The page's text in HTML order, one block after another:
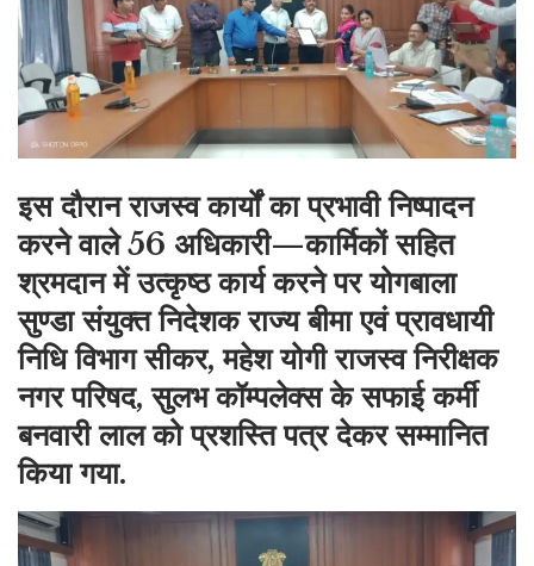
इस दौरान राजस्व कार्यों का प्रभावी निष्पादन
करने वाले 56 अधिकारी—कार्मिकों सहित
श्रमदान में उत्कृष्ठ कार्य करने पर योगबाला
सुण्डा संयुक्त निदेशक राज्य बीमा एवं प्रावधायी
निधि विभाग सीकर, महेश योगी राजस्व निरीक्षक
नगर परिषद, सुलभ कॉम्पलेक्स के सफाई कर्मी
बनवारी लाल को प्रशस्ति पत्र देकर सम्मानित
किया गया.